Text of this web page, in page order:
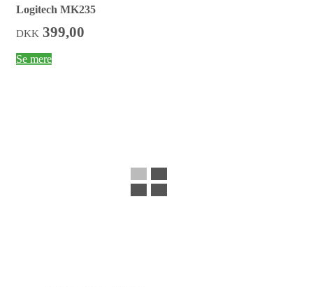
Logitech MK235
DKK 399,00
Se mere